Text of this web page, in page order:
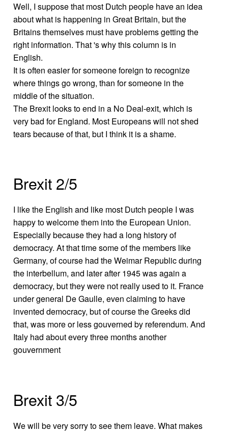
Well, I suppose that most Dutch people have an idea
about what is happening in Great Britain, but the
Britains themselves must have problems getting the
right information. That 's why this column is in
English.
It is often easier for someone foreign to recognize
where things go wrong, than for someone in the
middle of the situation.
The Brexit looks to end in a No Deal-exit, which is
very bad for England. Most Europeans will not shed
tears because of that, but I think it is a shame.
Brexit 2/5
I like the English and like most Dutch people I was
happy to welcome them into the European Union.
Especially because they had a long history of
democracy. At that time some of the members like
Germany, of course had the Weimar Republic during
the interbellum, and later after 1945 was again a
democracy, but they were not really used to it. France
under general De Gaulle, even claiming to have
invented democracy, but of course the Greeks did
that, was more or less gouverned by referendum. And
Italy had about every three months another
gouvernment
Brexit 3/5
We will be very sorry to see them leave. What makes